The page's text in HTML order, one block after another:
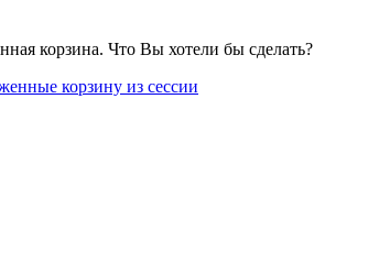
корзина. Что Вы хотели бы сделать?
корзину из сессии